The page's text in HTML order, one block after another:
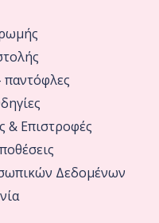
& Επιστροφές
Δεδομένων